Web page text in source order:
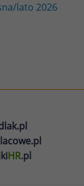
lato 2026
HR.pl